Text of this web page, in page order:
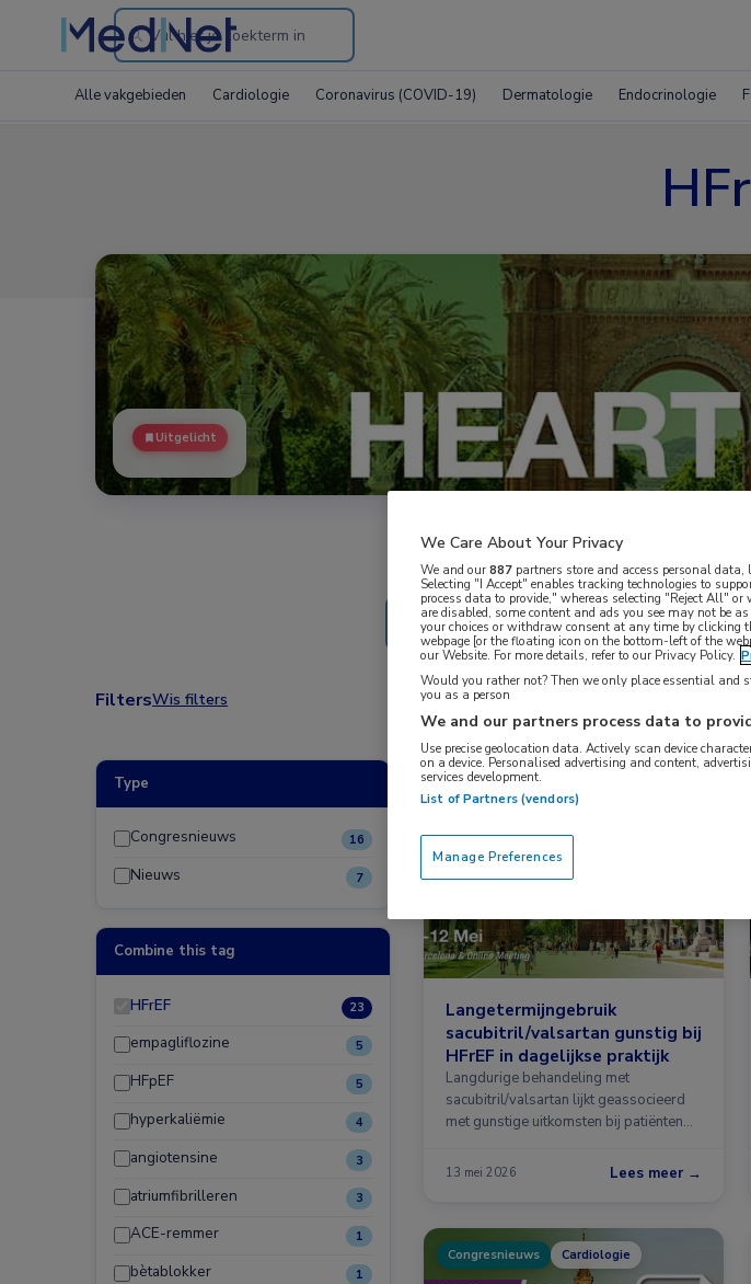
Search
the
Alle vakgebieden Cardiologie Coronavirus (COVID-19) Dermatologie Endocrinologie
Uitgelicht
FiltersWis filters
Type
Congresnieuws 16
Nieuws 7
Combine this tag
HFrEF 23
empagliflozine 5
HFpEF 5
hyperkaliëmie 4
angiotensine 3
atriumfibrilleren 3
ACE-remmer 1
bètablokker 1
Congresnieuws
Langetermijngebruik
sacubitril/valsartan gunstig bij
HFrEF in dagelijkse praktijk
Langdurige behandeling met
sacubitril/valsartan lijkt geassocieerd
met gunstige uitkomsten bij patiënten
13 mei 2026 Lees meer →
Congresnieuws Cardiologie
We Care About Your Privacy
We and our887 partners store and access personal
Selecting "I Accept" enables tracking technologies to
process data to provide," whereas selecting "Reject All"
are disabled, some content and ads you see may not be
your choices or withdraw consent at any time by clicking
webpage [or the floating icon on the bottom-left of the
our Website. For more details, refer to our Privacy Policy.
Would you rather not? Then we only place essential and
you as a person
We and our partners process data to
Use precise geolocation data. Actively scan device
on a device. Personalised advertising and content,
services development.
List of Partners (vendors)
Manage Preferences